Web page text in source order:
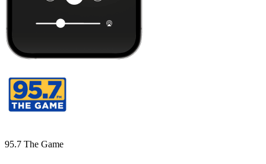
95.7 The Game